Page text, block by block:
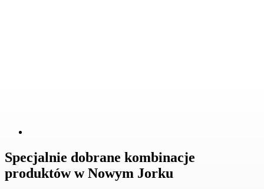
Specjalnie dobrane kombinacje
produktów w Nowym Jorku